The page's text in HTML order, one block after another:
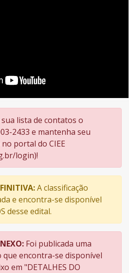
sua lista de contatos o
2433 e mantenha seu
portal do CIEE
login)!
A classificação
e encontra-se disponível
desse edital.
Foi publicada uma
que encontra-se disponível
em "DETALHES DO